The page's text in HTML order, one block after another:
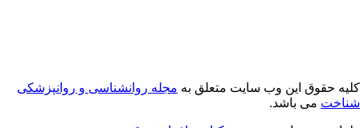
حقوق این وب سایت متعلق بهمجله روانشناسی و روانپزشکی
می باشد.